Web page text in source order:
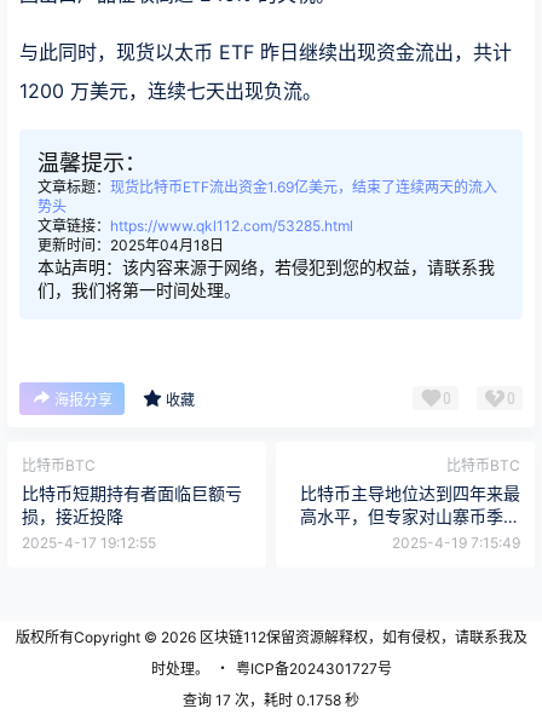
与此同时，现货以太币 ETF 昨日继续出现资金流出，共计
1200 万美元，连续七天出现负流。
温馨提示：
文章标题： 现货比特币ETF流出资金1.69亿美元，结束了连续两天的流入
势头
文章链接： https://www.qkl112.com/53285.html
更新时间：2025年04月18日
本站声明：该内容来源于网络，若侵犯到您的权益，请联系我
们，我们将第一时间处理。
海报分享 收藏 0 0
比特币BTC
比特币短期持有者面临巨额亏
损，接近投降
2025-4-17 19:12:55
比特币BTC
比特币主导地位达到四年来最
高水平，但专家对山寨币季节
仍存在分歧
2025-4-19 7:15:49
版权所有Copyright © 2026区块链112保留资源解释权，如有侵权，请联系我及
时处理。
・ 粤ICP备2024301727号
查询 17 次，耗时 0.1758 秒